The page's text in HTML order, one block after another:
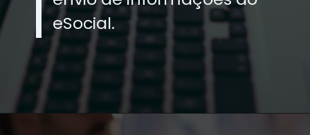
eSocial.